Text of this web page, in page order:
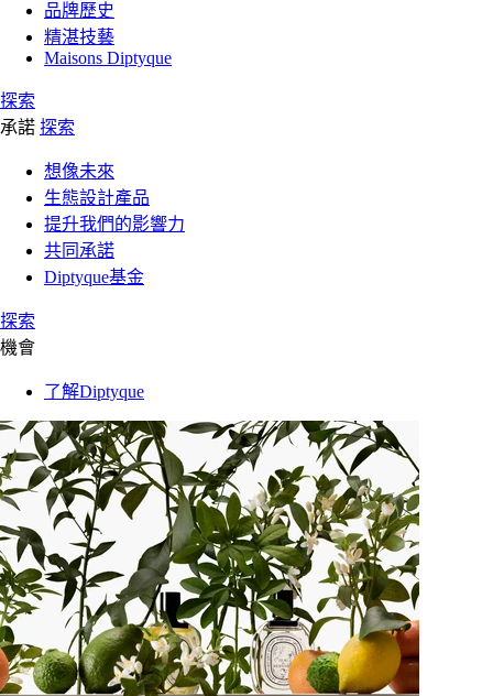
品牌歷史
精湛技藝
Maisons Diptyque
探索
承諾 探索
想像未來
生態設計產品
提升我們的影響力
共同承諾
Diptyque基金
探索
機會
了解Diptyque